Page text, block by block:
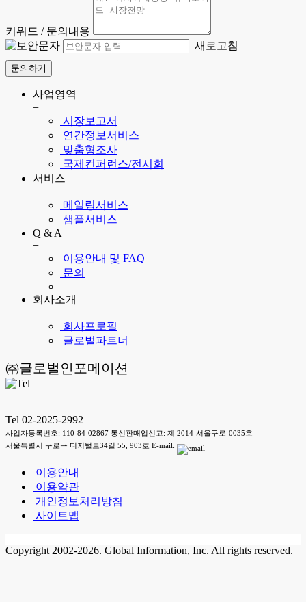
키워드 / 문의내용
새로고침
문의하기
사업영역
+
시장보고서
연간정보서비스
맞춤형조사
국제컨퍼런스/전시회
서비스
+
메일링서비스
샘플서비스
Q & A
+
이용안내 및 FAQ
문의
회사소개
+
회사프로필
글로벌파트너
㈜글로벌인포메이션
Tel 02-2025-2992
사업자등록번호: 110-84-02867 통신판매업신고: 제 2014-서울구로-0035호
서울특별시 구로구 디지털로34길 55, 903호 E-mail:
이용안내
이용약관
개인정보처리방침
사이트맵
Copyright 2002-2026. Global Information, Inc. All rights reserved.